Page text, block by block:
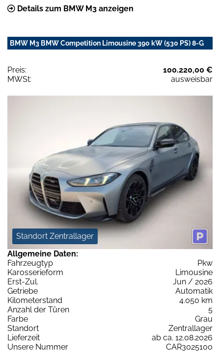
Details zum BMW M3 anzeigen
BMW M3 BMW Competition Limousine 390 kW (530 PS) 8-G
Preis:
100.220,00 €
MWSt:
ausweisbar
Standort Zentrallager
Allgemeine Daten:
Fahrzeugtyp
Pkw
Karosserieform
Limousine
Erst-Zul.
Jun / 2026
Getriebe
Automatik
Kilometerstand
4.050 km
Anzahl der Türen
5
Farbe
Grau
Standort
Zentrallager
Lieferzeit
ab ca. 12.08.2026
Unsere Nummer
CAR3025100